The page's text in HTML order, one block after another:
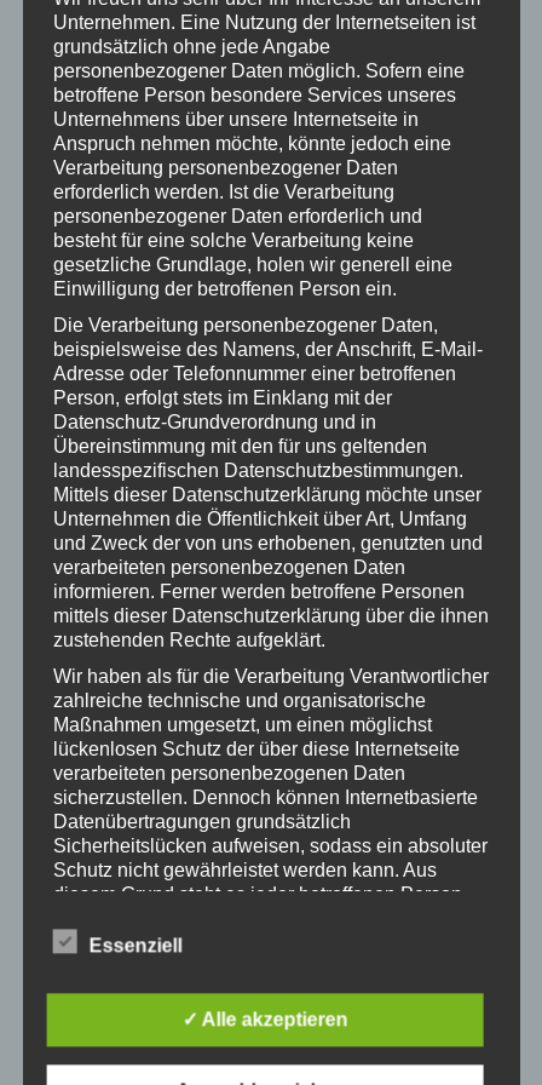
dem festlich geschmückten Kirchplatz.
Mit zahlreichen kleinen und großen Geschenkpaketen
wurde die Weihnachtsbude am „Zuckerplätzle 4“
geschmückt, welche auch von zahlreichen Besuchern
gekauft wurden. Ergänzt wurde das Angebot durch die
Bastelarbeiten vom schulischen Weihnachtsbasar und
Weihnachtspunsch.
Ein herzliches Dankeschön an alle Helfer und
Geschenkespender, insbesondere an die Eltern unseres
Elternbeirats!
Categories: Grundschule,Mittelschule, Veranstaltung
12. Dezember 2024
Kommentarnavigation
ZURÜCK
Vorheriger
Beitrag:
Weihnachtsbasar 2025
NÄCHSTES
Nächster
Beitrag:
Elternbeirat finanziert Defibrillator – Schüler
beteiligen sich
Aktuelle News
Der Eiscreme auf der Spur
Leseprojekte im Rahmen des Startchancenprogramms
Schule bis der Arzt kommt
Unternehmen. Eine Nutzung der Internetseiten ist
grundsätzlich ohne jede Angabe
personenbezogener Daten möglich. Sofern eine
betroffene Person besondere Services unseres
Unternehmens über unsere Internetseite in
Anspruch nehmen möchte, könnte jedoch eine
Verarbeitung personenbezogener Daten
erforderlich werden. Ist die Verarbeitung
personenbezogener Daten erforderlich und
besteht für eine solche Verarbeitung keine
gesetzliche Grundlage, holen wir generell eine
Einwilligung der betroffenen Person ein.
Die Verarbeitung personenbezogener Daten,
beispielsweise des Namens, der Anschrift, E-Mail-
Adresse oder Telefonnummer einer betroffenen
Person, erfolgt stets im Einklang mit der
Datenschutz-Grundverordnung und in
Übereinstimmung mit den für uns geltenden
landesspezifischen Datenschutzbestimmungen.
Mittels dieser Datenschutzerklärung möchte unser
Unternehmen die Öffentlichkeit über Art, Umfang
und Zweck der von uns erhobenen, genutzten und
verarbeiteten personenbezogenen Daten
informieren. Ferner werden betroffene Personen
mittels dieser Datenschutzerklärung über die ihnen
zustehenden Rechte aufgeklärt.
Wir haben als für die Verarbeitung Verantwortlicher
zahlreiche technische und organisatorische
Maßnahmen umgesetzt, um einen möglichst
lückenlosen Schutz der über diese Internetseite
verarbeiteten personenbezogenen Daten
sicherzustellen. Dennoch können Internetbasierte
Datenübertragungen grundsätzlich
Sicherheitslücken aufweisen, sodass ein absoluter
Schutz nicht gewährleistet werden kann. Aus
diesem Grund steht es jeder betroffenen Person
alternativen Wegen, beispielsweise telefonisch, an
Die Datenschutzerklärung beruht auf den
Begrifflichkeiten, die durch den Europäischen
Essenziell
✓ Alle akzeptieren